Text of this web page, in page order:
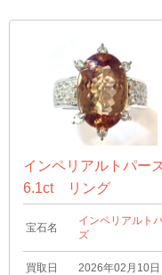
インペリアルトパー
6.1ct リング
宝石名
インペリアルト
ズ
買取日 2026年02月10日